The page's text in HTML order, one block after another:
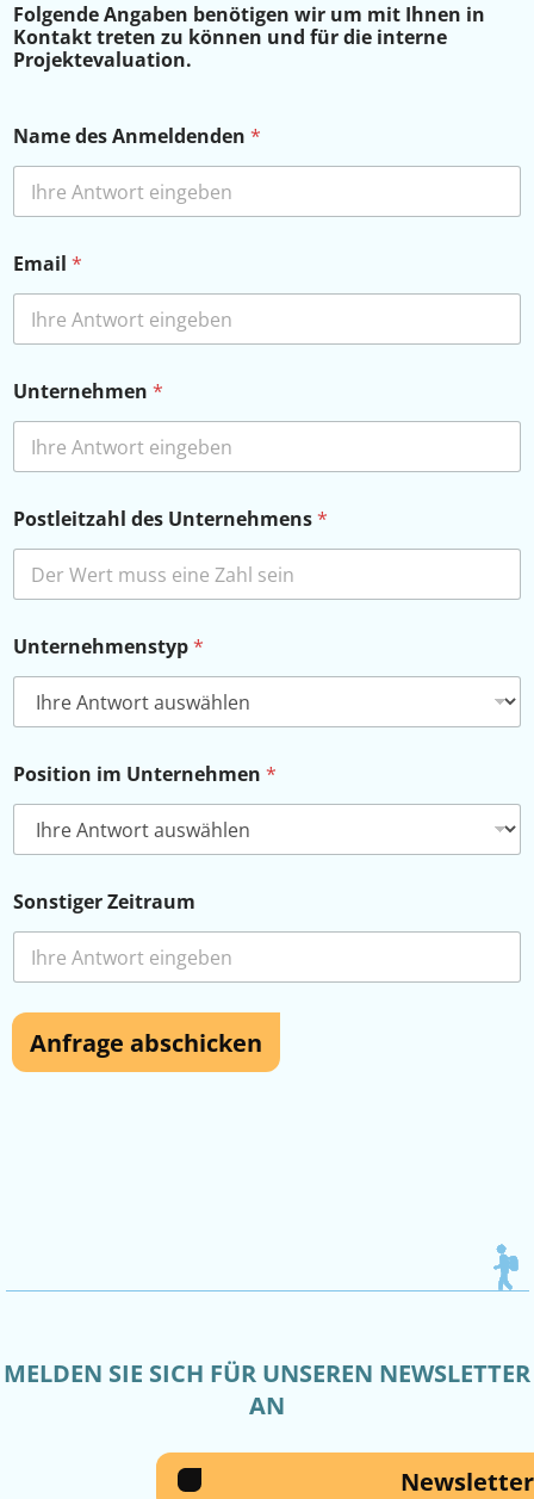
Folgende Angaben benötigen wir um mit Ihnen in
Kontakt treten zu können und für die interne
Projektevaluation.
Name des Anmeldenden *
Email *
Unternehmen *
Postleitzahl des Unternehmens*
Unternehmenstyp*
Position im Unternehmen *
Sonstiger Zeitraum
Anfrage abschicken
MELDEN SIE SICH FÜR UNSEREN NEWSLETTER
AN
Newsletter